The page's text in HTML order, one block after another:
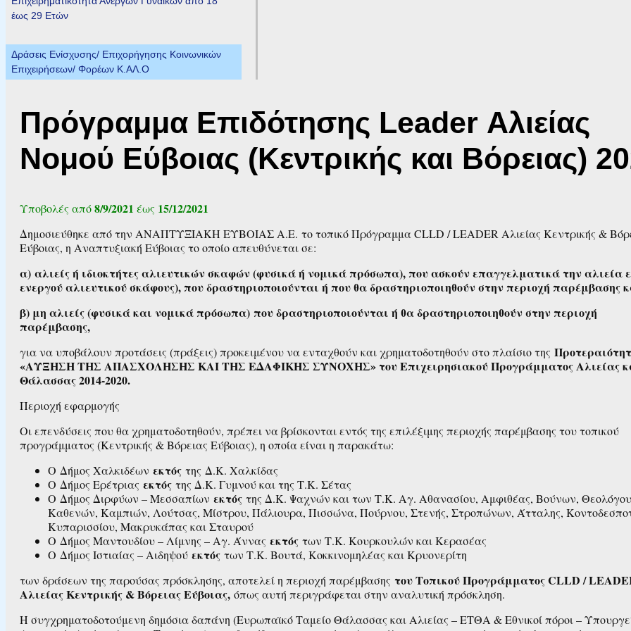
έως 29 Ετών
Δράσεις Ενίσχυσης/ Επιχορήγησης Κοινωνικών
Επιχειρήσεων/ Φορέων Κ.ΑΛ.Ο
Πρόγραμμα Επιδότησης Leader Αλιείας
Νομού Εύβοιας (Κεντρικής και Βόρειας)
Υποβολές από8/9/2021 έως 15/12/2021
Δημοσιεύθηκε από την ΑΝΑΠΤΥΞΙΑΚΗ ΕΥΒΟΙΑΣ Α.Ε. το τοπικό Πρόγραμμα CLLD / LEADER Αλιείας Κεντρικής &
Εύβοιας, η Αναπτυξιακή Εύβοιας το οποίο απευθύνεται σε:
α) αλιείς ή ιδιοκτήτες αλιευτικών σκαφών (φυσικά ή νομικά πρόσωπα), που ασκούν επαγγελματικά την αλιεία
ενεργού αλιευτικού σκάφους), που δραστηριοποιούνται ή που θα δραστηριοποιηθούν στην περιοχή παρέμβασης
β) μη αλιείς (φυσικά και νομικά πρόσωπα) που δραστηριοποιούνται ή θα δραστηριοποιηθούν στην περιοχή
παρέμβασης,
για να υποβάλουν προτάσεις (πράξεις) προκειμένου να ενταχθούν και χρηματοδοτηθούν στο πλαίσιο της
«ΑΥΞΗΣΗ ΤΗΣ ΑΠΑΣΧΟΛΗΣΗΣ ΚΑΙ ΤΗΣ ΕΔΑΦΙΚΗΣ ΣΥΝΟΧΗΣ» του Επιχειρησιακού Προγράμματος Αλιείας
Θάλασσας 2014-2020.
Περιοχή εφαρμογής
Οι επενδύσεις που θα χρηματοδοτηθούν, πρέπει να βρίσκονται εντός της επιλέξιμης περιοχής παρέμβασης του τοπικού
προγράμματος (Κεντρικής & Βόρειας Εύβοιας), η οποία είναι η παρακάτω:
Ο Δήμος Χαλκιδέων εκτός της Δ.Κ. Χαλκίδας
Ο Δήμος Ερέτριας εκτός της Δ.Κ. Γυμνού και της Τ.Κ. Σέτας
Ο Δήμος Διρφύων – Μεσσαπίων εκτός της Δ.Κ. Ψαχνών και των Τ.Κ. Αγ. Αθανασίου, Αμφιθέας, Βούνων,
Καθενών, Καμπιών, Λούτσας, Μίστρου, Πάλιουρα, Πισσώνα, Πούρνου, Στενής, Στροπώνων, Άτταλης,
Κυπαρισσίου, Μακρυκάπας και Σταυρού
Ο Δήμος Μαντουδίου – Λίμνης – Αγ. Άννας εκτός των Τ.Κ. Κουρκουλών και Κερασέας
Ο Δήμος Ιστιαίας – Αιδηψού εκτός των Τ.Κ. Βουτά, Κοκκινομηλέας και Κρυονερίτη
των δράσεων της παρούσας πρόσκλησης, αποτελεί η περιοχή παρέμβασης του Τοπικού Προγράμματος CLLD /
Αλιείας Κεντρικής & Βόρειας Εύβοιας, όπως αυτή περιγράφεται στην αναλυτική πρόσκληση.
Η συγχρηματοδοτούμενη δημόσια δαπάνη (Ευρωπαϊκό Ταμείο Θάλασσας και Αλιείας – ΕΤΘΑ & Εθνικοί πόροι –